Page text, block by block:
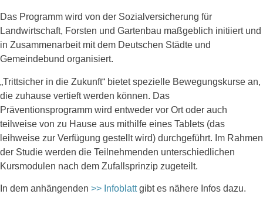
Das Programm wird von der Sozialversicherung für
Landwirtschaft, Forsten und Gartenbau maßgeblich initiiert und
in Zusammenarbeit mit dem Deutschen Städte und
Gemeindebund organisiert.
„Trittsicher in die Zukunft“ bietet spezielle Bewegungskurse an,
die zuhause vertieft werden können. Das
Präventionsprogramm wird entweder vor Ort oder auch
teilweise von zu Hause aus mithilfe eines Tablets (das
leihweise zur Verfügung gestellt wird) durchgeführt. Im Rahmen
der Studie werden die Teilnehmenden unterschiedlichen
Kursmodulen nach dem Zufallsprinzip zugeteilt.
In dem anhängenden >> Infoblattgibt es nähere Infos dazu.